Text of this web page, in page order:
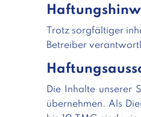
Trotz sorgfältiger
Betreiber
Die Inhalte unserer
übernehmen. Als